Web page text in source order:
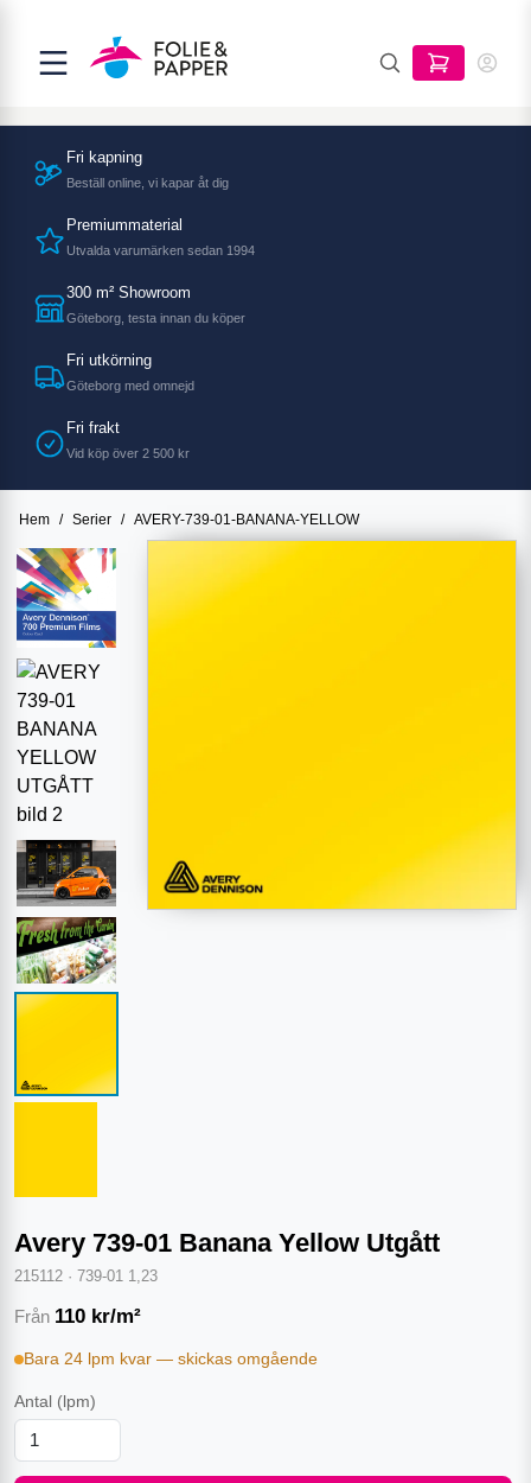
Fri kapning
Beställ online, vi kapar åt dig
Premiummaterial
Utvalda varumärken sedan 1994
300 m² Showroom
Göteborg, testa innan du köper
Fri utkörning
Göteborg med omnejd
Fri frakt
Vid köp över 2 500 kr
Hem / Serier / AVERY-739-01-BANANA-YELLOW
Avery 739-01 Banana Yellow Utgått
215112 · 739-01 1,23
Från 110 kr/m²
Bara 24 lpm kvar — skickas omgående
Antal (lpm)